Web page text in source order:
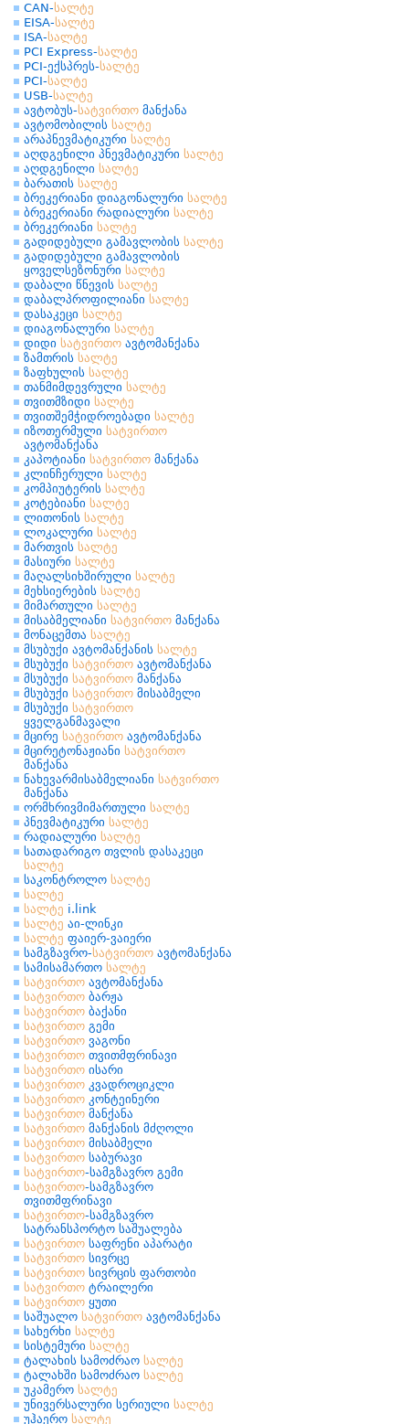
CAN-სალტე
EISA-სალტე
ISA-სალტე
PCI Express-სალტე
PCI-ექსპრეს-სალტე
PCI-სალტე
USB-სალტე
ავტობუს-სატვირთო მანქანა
ავტომობილის სალტე
არაპნევმატიკური სალტე
აღდგენილი პნევმატიკური სალტე
აღდგენილი სალტე
ბარათის სალტე
ბრეკერიანი დიაგონალური სალტე
ბრეკერიანი რადიალური სალტე
ბრეკერიანი სალტე
გადიდებული გამავლობის სალტე
გადიდებული გამავლობის
ყოველსეზონური სალტე
დაბალი წნევის სალტე
დაბალპროფილიანი სალტე
დასაკეცი სალტე
დიაგონალური სალტე
დიდი სატვირთო ავტომანქანა
ზამთრის სალტე
ზაფხულის სალტე
თანმიმდევრული სალტე
თვითმზიდი სალტე
თვითშემჭიდროებადი სალტე
იზოთერმული სატვირთო
ავტომანქანა
კაპოტიანი სატვირთო მანქანა
კლინჩერული სალტე
კომპიუტერის სალტე
კოტებიანი სალტე
ლითონის სალტე
ლოკალური სალტე
მართვის სალტე
მასიური სალტე
მაღალსიხშირული სალტე
მეხსიერების სალტე
მიმართული სალტე
მისაბმელიანი სატვირთო მანქანა
მონაცემთა სალტე
მსუბუქი ავტომანქანის სალტე
მსუბუქი სატვირთო ავტომანქანა
მსუბუქი სატვირთო მანქანა
მსუბუქი სატვირთო მისაბმელი
მსუბუქი სატვირთო
ყველგანმავალი
მცირე სატვირთო ავტომანქანა
მცირეტონაჟიანი სატვირთო
მანქანა
ნახევარმისაბმელიანი სატვირთო
მანქანა
ორმხრივმიმართული სალტე
პნევმატიკური სალტე
რადიალური სალტე
სათადარიგო თვლის დასაკეცი
სალტე
საკონტროლო სალტე
სალტე
სალტე i.link
სალტე აი-ლინკი
სალტე ფაიერ-ვაიერი
სამგზავრო-სატვირთო ავტომანქანა
სამისამართო სალტე
სატვირთო ავტომანქანა
სატვირთო ბარჟა
სატვირთო ბაქანი
სატვირთო გემი
სატვირთო ვაგონი
სატვირთო თვითმფრინავი
სატვირთო ისარი
სატვირთო კვადროციკლი
სატვირთო კონტეინერი
სატვირთო მანქანა
სატვირთო მანქანის მძღოლი
სატვირთო მისაბმელი
სატვირთო საბურავი
სატვირთო-სამგზავრო გემი
სატვირთო-სამგზავრო
თვითმფრინავი
სატვირთო-სამგზავრო
სატრანსპორტო საშუალება
სატვირთო საფრენი აპარატი
სატვირთო სივრცე
სატვირთო სივრცის ფართობი
სატვირთო ტრაილერი
სატვირთო ყუთი
საშუალო სატვირთო ავტომანქანა
სახერხი სალტე
სისტემური სალტე
ტალახის სამოძრაო სალტე
ტალახში სამოძრაო სალტე
უკამერო სალტე
უნივერსალური სერიული სალტე
უჰაერო სალტე